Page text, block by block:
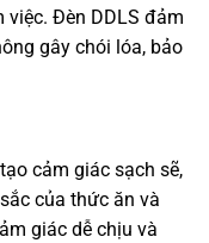
Đèn DDLS đảm
gây chói lóa, bảo
cảm giác sạch sẽ,
của thức ăn và
giác dễ chịu và